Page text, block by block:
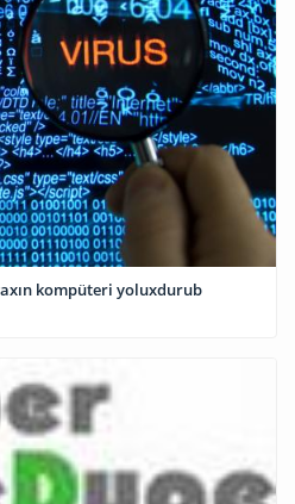
kompüteri yoluxdurub